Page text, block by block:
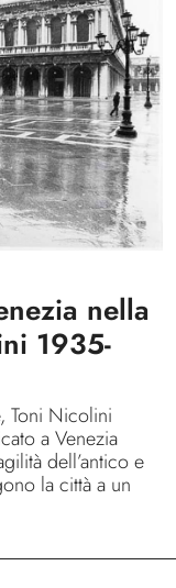
nella
1935-
Toni Nicolini
a Venezia
dell’antico e
la città a un